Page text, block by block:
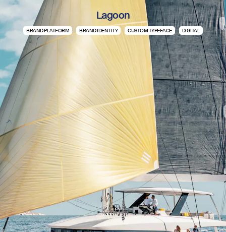
Lagoon
BRAND PLATFORM BRAND IDENTITY CUSTOM TYPEFACE DIGITAL